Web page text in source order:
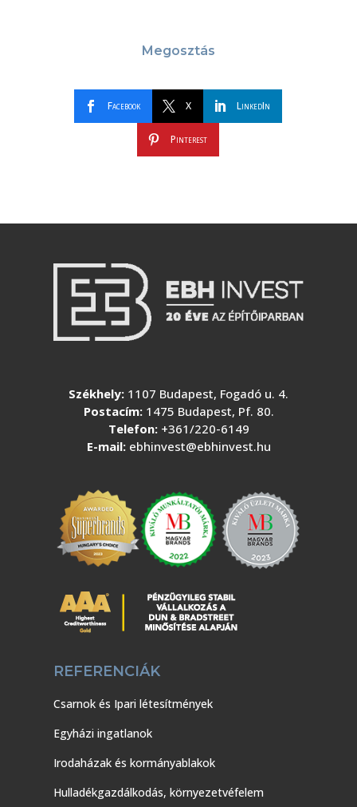
Megosztás
Facebook X LinkedIn
Pinterest
Székhely: 1107 Budapest, Fogadó u. 4.
Postacím:1475 Budapest, Pf. 80.
Telefon: +361/220-6149
E-mail: ebhinvest@ebhinvest.hu
REFERENCIÁK
Csarnok és Ipari létesítmények
Egyházi ingatlanok
Irodaházak és kormányablakok
Hulladékgazdálkodás, környezetvéfelem